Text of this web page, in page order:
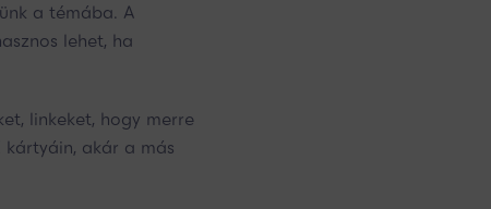
a témába. A
lehet, ha
linkeket, hogy merre
kártyáin, akár a más